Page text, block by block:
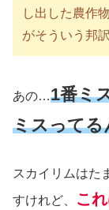
し出した農作
がそういう邦
あの…1番ミ
ミスってる
スカイリムはた
すけれど、
こ